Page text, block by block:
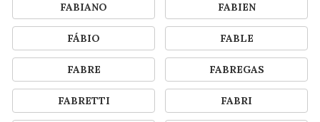
FABIANO FABIEN
FÁBIO FABLE
FABRE FABREGAS
FABRETTI FABRI